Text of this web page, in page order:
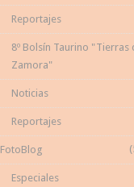
Reportajes
8º Bolsín Taurino "Tierras
Zamora"
Noticias
Reportajes
FotoBlog
Especiales